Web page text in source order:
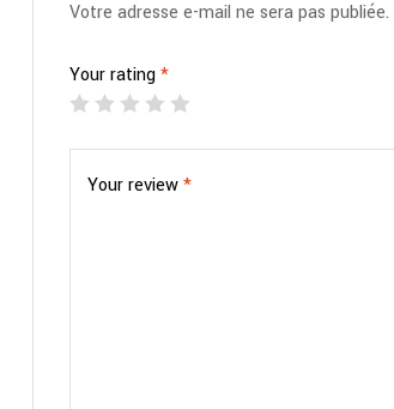
Votre adresse e-mail ne sera pas publiée.
Your rating*
Your review*